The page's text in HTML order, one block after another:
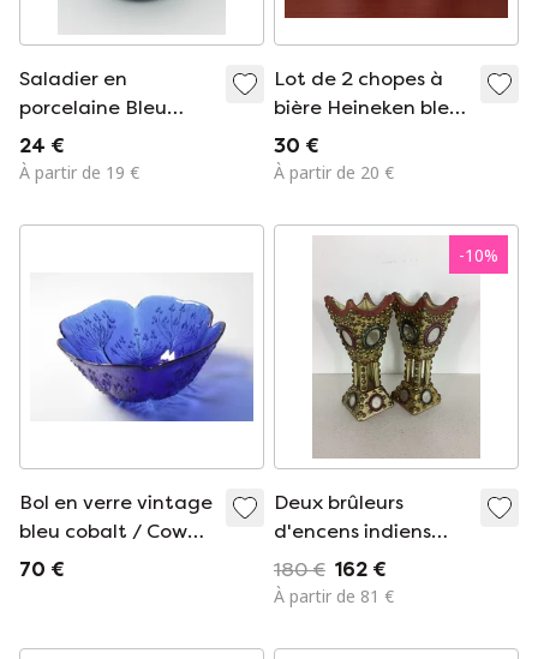
Saladier en
porcelaine Bleu
Saxe Kahla GDR
24 €
À partir de 19 €
Lot de 2 chopes à
bière Heineken bleu
Delft, 1978
30 €
À partir de 20 €
Bol en verre vintage
bleu cobalt / Cow
Parsley Design par
1970
70 €
-10%
Deux brûleurs
d'encens indiens
vintage des années
1940
180 € 162 €
À partir de 81 €